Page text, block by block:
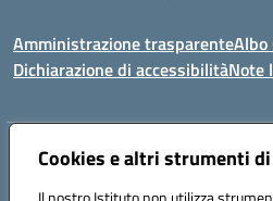
Cookies e altri strumenti
Amministrazione trasparenteAlbo
Dichiarazione di accessibilitàNote
Indirizzo:Via Mastelloni - Viale Colombo